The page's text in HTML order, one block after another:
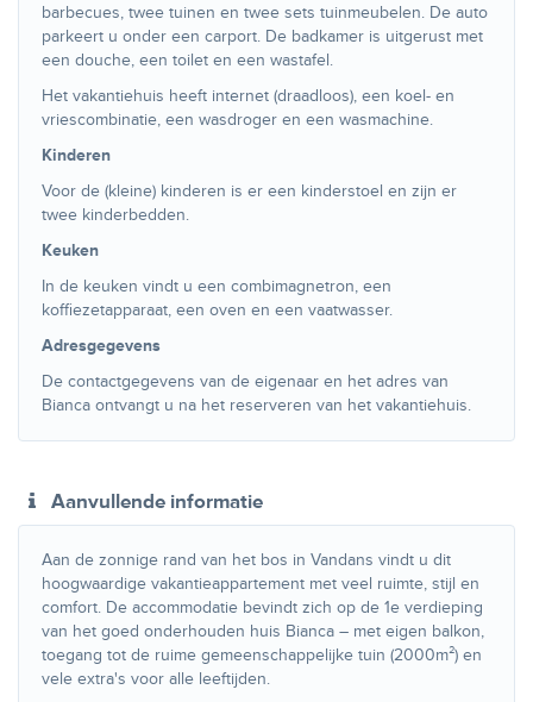
barbecues, twee tuinen en twee sets tuinmeubelen. De auto
parkeert u onder een carport. De badkamer is uitgerust met
een douche, een toilet en een wastafel.
Het vakantiehuis heeft internet (draadloos), een koel- en
vriescombinatie, een wasdroger en een wasmachine.
Kinderen
Voor de (kleine) kinderen is er een kinderstoel en zijn er
twee kinderbedden.
Keuken
In de keuken vindt u een combimagnetron, een
koffiezetapparaat, een oven en een vaatwasser.
Adresgegevens
De contactgegevens van de eigenaar en het adres van
Bianca ontvangt u na het reserveren van het vakantiehuis.
Aanvullende informatie
Aan de zonnige rand van het bos in Vandans vindt u dit
hoogwaardige vakantieappartement met veel ruimte, stijl en
comfort. De accommodatie bevindt zich op de 1e verdieping
van het goed onderhouden huis Bianca – met eigen balkon,
toegang tot de ruime gemeenschappelijke tuin (2000m²) en
vele extra's voor alle leeftijden.